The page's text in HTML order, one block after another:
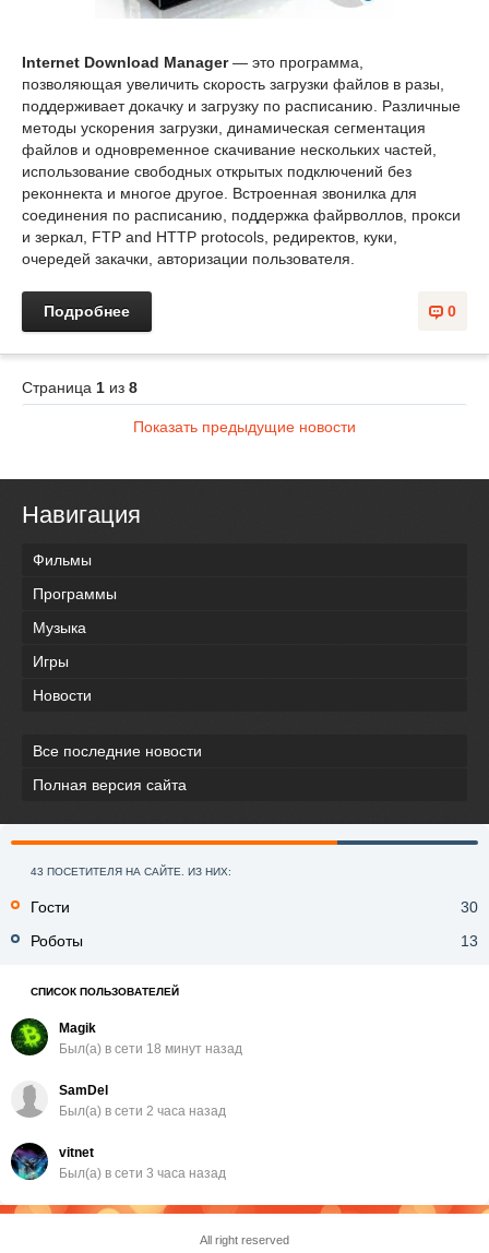
Internet Download Manager— это программа,
позволяющая увеличить скорость загрузки файлов в разы,
поддерживает докачку и загрузку по расписанию. Различные
методы ускорения загрузки, динамическая сегментация
файлов и одновременное скачивание нескольких частей,
использование свободных открытых подключений без
реконнекта и многое другое. Встроенная звонилка для
соединения по расписанию, поддержка файрволлов, прокси
и зеркал, FTP and HTTP protocols, редиректов, куки,
очередей закачки, авторизации пользователя.
0
Подробнее
Страница 1 из 8
Показать предыдущие новости
Навигация
Фильмы
Программы
Музыка
Игры
Новости
Все последние новости
Полная версия сайта
43 ПОСЕТИТЕЛЯ НА САЙТЕ. ИЗ НИХ:
Гости
30
Роботы
13
СПИСОК ПОЛЬЗОВАТЕЛЕЙ
Magik
Был(a) в сети 18 минут назад
SamDel
Был(a) в сети 2 часа назад
vitnet
Был(a) в сети 3 часа назад
All right reserved